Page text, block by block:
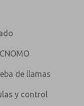
de llamas
y control